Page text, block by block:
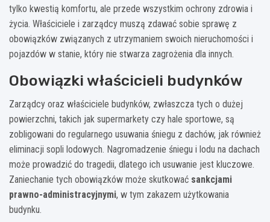
tylko kwestią komfortu, ale przede wszystkim ochrony zdrowia i
życia. Właściciele i zarządcy muszą zdawać sobie sprawę z
obowiązków związanych z utrzymaniem swoich nieruchomości i
pojazdów w stanie, który nie stwarza zagrożenia dla innych.
Obowiązki właścicieli budynków
Zarządcy oraz właściciele budynków, zwłaszcza tych o dużej
powierzchni, takich jak supermarkety czy hale sportowe, są
zobligowani do regularnego usuwania śniegu z dachów, jak również
eliminacji sopli lodowych. Nagromadzenie śniegu i lodu na dachach
może prowadzić do tragedii, dlatego ich usuwanie jest kluczowe.
Zaniechanie tych obowiązków może skutkować sankcjami
prawno-administracyjnymi, w tym zakazem użytkowania
budynku.